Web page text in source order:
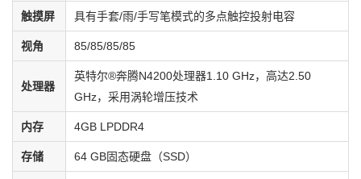
触摸屏 具有手套/雨/手写笔模式的多点触控投射电容
视角 85/85/85/85
处理器
英特尔®奔腾N4200处理器1.10 GHz，高达2.50
GHz，采用涡轮增压技术
内存 4GB LPDDR4
存储 64 GB固态硬盘（SSD）